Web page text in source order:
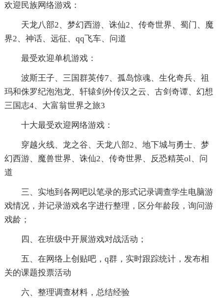
欢迎民族网络游戏：
天龙八部2、梦幻西游、诛仙2、传奇世界、蜀门、魔
界2、神话、远征、qq飞车、问道
最受欢迎单机游戏：
波斯王子、三国群英传7、孤岛惊魂、生化奇兵、祖
玛和侏罗纪泡泡龙、轩辕剑外传汉之云、古剑奇谭、幻想
三国志4、大富翁世界之旅3
十大最受欢迎网络游戏：
穿越火线、龙之谷、天龙八部2、地下城与勇士、梦
幻西游、魔兽世界、诛仙2、传奇世界、反恐精英ol、问
道
三、实地到各网吧以笔录的形式记录调查学生电脑游
戏情况，并记录游戏名字进行整理，区分年龄段，询问游
戏龄；
四、在班级中开展游戏对战活动；
五、在网络上创贴吧，q群，实时跟踪统计，发布相
关的课题投票活动
六、整理调查材料，总结经验